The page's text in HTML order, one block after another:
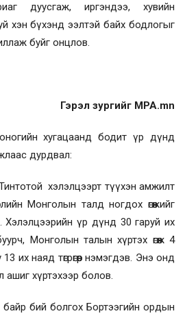
дуусгаж, иргэндээ, хувийн
хэн бүхэнд ээлтэй байх бодлогыг
буйг онцлов.
Гэрэл зургийг MPA.mn
хугацаанд бодит үр дүнд
дурдвал:
хэлэлцээрт түүхэн амжилт
Монголын талд ногдох өгөөжийг
Хэлэлцээрийн үр дүнд 30 гаруй их
Монголын талын хүртэх өгөөж 4
их наяд төгрөгөөр нэмэгдэв. Энэ онд
ашиг хүртэхээр болов.
бий болгох Бортээгийн ордын